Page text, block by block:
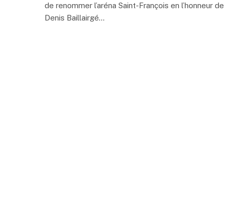
de renommer l’aréna Saint-François en l’honneur de
Denis Baillairgé…